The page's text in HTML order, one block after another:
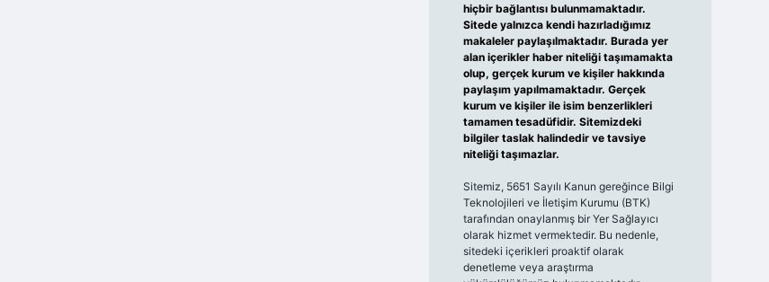
hiçbir bağlantısı bulunmamaktadır.
Sitede yalnızca kendi hazırladığımız
makaleler paylaşılmaktadır. Burada yer
alan içerikler haber niteliği taşımamakta
olup, gerçek kurum ve kişiler hakkında
paylaşım yapılmamaktadır. Gerçek
kurum ve kişiler ile isim benzerlikleri
tamamen tesadüfidir. Sitemizdeki
bilgiler taslak halindedir ve tavsiye
niteliği taşımazlar.
Sitemiz, 5651 Sayılı Kanun gereğince Bilgi
Teknolojileri ve İletişim Kurumu (BTK)
tarafından onaylanmış bir Yer Sağlayıcı
olarak hizmet vermektedir. Bu nedenle,
sitedeki içerikleri proaktif olarak
denetleme veya araştırma